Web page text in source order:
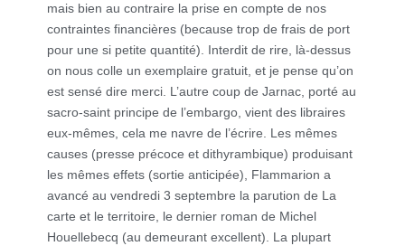
mais bien au contraire la prise en compte de nos
contraintes financières (because trop de frais de port
pour une si petite quantité). Interdit de rire, là-dessus
on nous colle un exemplaire gratuit, et je pense qu’on
est sensé dire merci. L’autre coup de Jarnac, porté au
sacro-saint principe de l’embargo, vient des libraires
eux-mêmes, cela me navre de l’écrire. Les mêmes
causes (presse précoce et dithyrambique) produisant
les mêmes effets (sortie anticipée), Flammarion a
avancé au vendredi 3 septembre la parution de La
carte et le territoire, le dernier roman de Michel
Houellebecq (au demeurant excellent). La plupart